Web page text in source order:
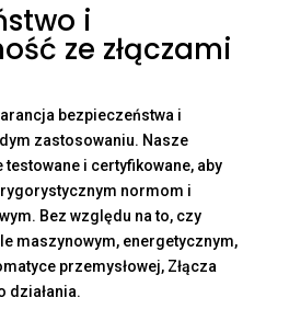
i
ze złączami
bezpieczeństwa i
zastosowaniu. Nasze
i certyfikowane, aby
normom i
Bez względu na to, czy
maszynowym, energetycznym,
przemysłowej, Złącza
działania.